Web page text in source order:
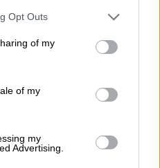
uses one or more Google
behaviour. You may click to
and its third-party tags to
purposes in below Google
Opt Outs
of my
of my
my
Advertising.
kokonaisuuden.
talous
toimii ajallaan
valinta lähes
ja toiminimen
askel
taloudenpitoa.